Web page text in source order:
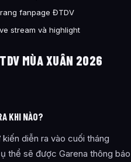
fanpage ĐTDV
stream và highlight
MÙA XUÂN 2026
KHI NÀO?
diễn ra vào cuối tháng
thể sẽ được Garena thông báo